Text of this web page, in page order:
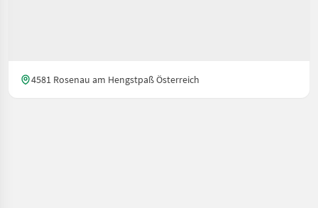
4581 Rosenau am Hengstpaß Österreich